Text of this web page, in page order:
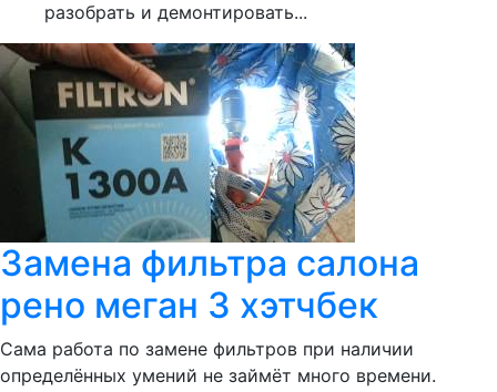
разобрать и демонтировать...
Замена фильтра салона
рено меган 3 хэтчбек
Сама работа по замене фильтров при наличии
определённых умений не займёт много времени.